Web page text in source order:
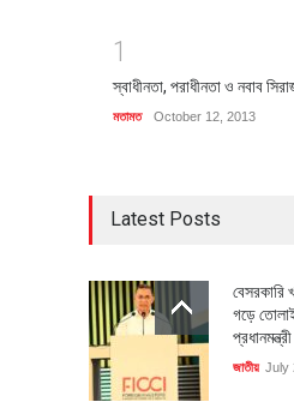
1
স্বাধীনতা, পরাধীনতা ও নবাব
মতামত October 12, 2013
Latest Posts
বেসরকারি
গড়ে
প্রধানমন্ত্রী
জাতীয় July